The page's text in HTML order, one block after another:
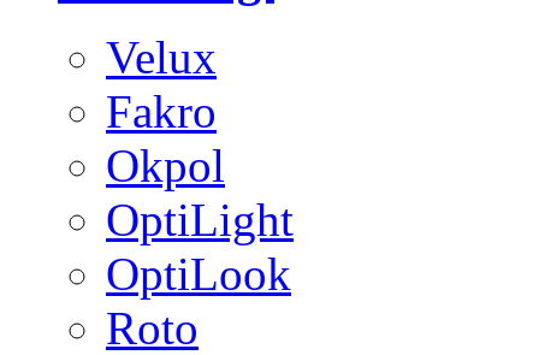
Velux
Fakro
Okpol
OptiLight
OptiLook
Roto